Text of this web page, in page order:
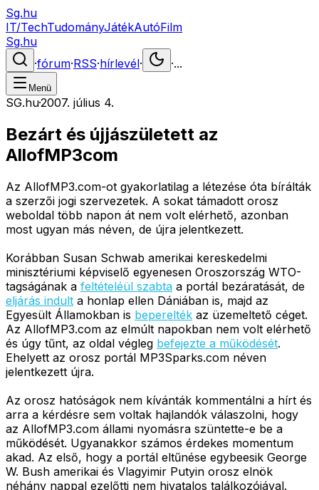
Sg.hu
IT/TechTudományJátékAutóFilm
Sg.hu
·fórum·RSS·hírlevél· ·...
Menü
SG.hu·2007. július 4.
Bezárt és újjászületett az
AllofMP3com
Az AllofMP3.com-ot gyakorlatilag a létezése óta bírálták
a szerzői jogi szervezetek. A sokat támadott orosz
weboldal több napon át nem volt elérhető, azonban
most ugyan más néven, de újra jelentkezett.
Korábban Susan Schwab amerikai kereskedelmi
minisztériumi képviselő egyenesen Oroszország WTO-
tagságának a feltételéül szabta a portál bezáratását, de
eljárás indult a honlap ellen Dániában is, majd az
Egyesült Államokban is beperelték az üzemeltető céget.
Az AllofMP3.com az elmúlt napokban nem volt elérhető
és úgy tűnt, az oldal végleg befejezte a működését.
Ehelyett az orosz portál MP3Sparks.com néven
jelentkezett újra.
Az orosz hatóságok nem kívánták kommentálni a hírt és
arra a kérdésre sem voltak hajlandók válaszolni, hogy
az AllofMP3.com állami nyomásra szüntette-e be a
működését. Ugyanakkor számos érdekes momentum
akad. Az első, hogy a portál eltűnése egybeesik George
W. Bush amerikai és Vlagyimir Putyin orosz elnök
néhány nappal ezelőtti nem hivatalos találkozójával.